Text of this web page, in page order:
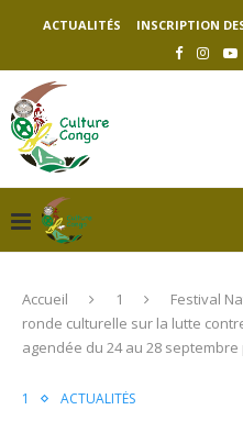
ACTUALITÉS INSCRIPTION
Accueil 1
Festival
ronde culturelle sur la lutte
agendée du 24 au 28 septembre
1 ACTUALITÉS